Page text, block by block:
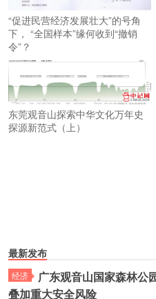
“促进民营经济发展壮大”的号角
下， “全国样本”缘何收到“撤销
令”？
东莞观音山探索中华文化万年史
探源新范式（上）
最新发布
经济
广东观音山国家森林公
叠加重大安全风险